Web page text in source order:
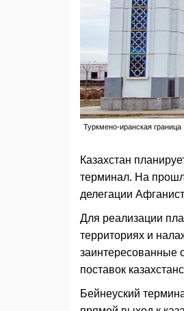
Туркмено-иранская граница
Казахстан
терминал. На
делегации
Для реализации
территориях и
заинтересованные
поставок
Бейнеуский